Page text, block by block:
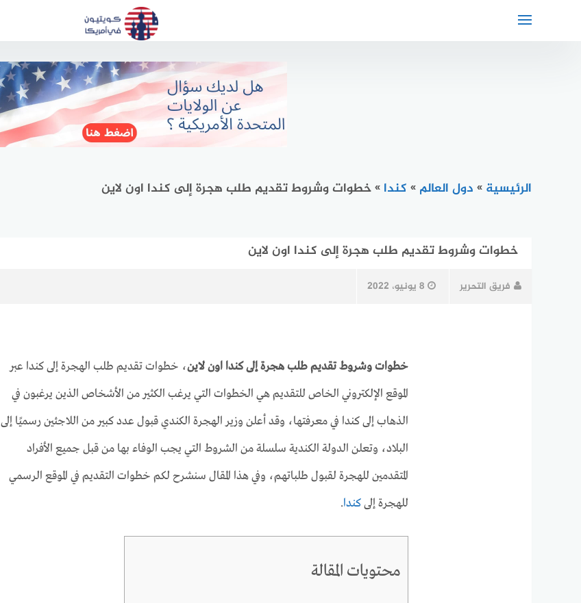
الرئيسية » دول العالم » كندا »خطوات وشروط تقديم طلب هجرة إلى كندا اون لاين
خطوات وشروط تقديم طلب هجرة إلى كندا اون لاين
فريق التحرير 8 يونيو، 2022
خطوات وشروط تقديم طلب هجرة إلى كندا اون لاين، خطوات تقديم طلب الهجرة إلى كندا عبر
الموقع الإلكتروني الخاص للتقديم هي الخطوات التي يرغب الكثير من الأشخاص الذين يرغبون في
الذهاب إلى كندا في معرفتها، وقد أعلن وزير الهجرة الكندي قبول عدد كبير من اللاجئين رسميًا إلى
البلاد، وتعلن الدولة الكندية سلسلة من الشروط التي يجب الوفاء بها من قبل جميع الأفراد
المتقدمين للهجرة لقبول طلباتهم، وفي هذا المقال سنشرح لكم خطوات التقديم في الموقع الرسمي
للهجرة إلىكندا.
محتويات المقالة